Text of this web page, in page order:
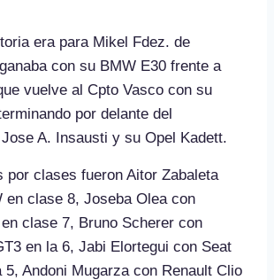
era para Mikel Fdez. de
con su BMW E30 frente a
vuelve al Cpto Vasco con su
por delante del
A. Insausti y su Opel Kadett.
por clases fueron Aitor Zabaleta
en clase 8, Joseba Olea con
clase 7, Bruno Scherer con
en la 6, Jabi Elortegui con Seat
5, Andoni Mugarza con Renault Clio